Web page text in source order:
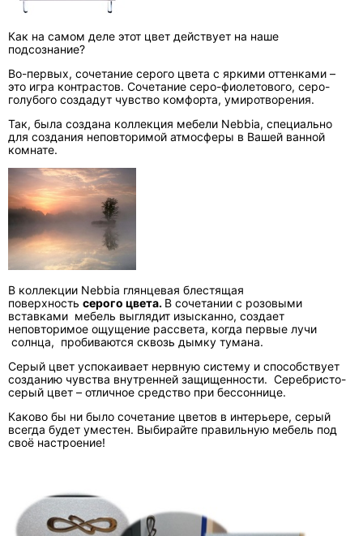
Как на самом деле этот цвет действует на наше
подсознание?
Во-первых, сочетание серого цвета с яркими оттенками –
это игра контрастов. Сочетание серо-фиолетового, серо-
голубого создадут чувство комфорта, умиротворения.
Так, была создана коллекция мебели Nebbia, специально
для создания неповторимой атмосферы в Вашей ванной
комнате.
В коллекции Nebbia глянцевая блестящая
поверхность серого цвета. В сочетании с розовыми
вставками мебель выглядит изысканно, создает
неповторимое ощущение рассвета, когда первые лучи
солнца, пробиваются сквозь дымку тумана.
Серый цвет успокаивает нервную систему и способствует
созданию чувства внутренней защищенности. Серебристо-
серый цвет – отличное средство при бессоннице.
Каково бы ни было сочетание цветов в интерьере, серый
всегда будет уместен. Выбирайте правильную мебель под
своё настроение!